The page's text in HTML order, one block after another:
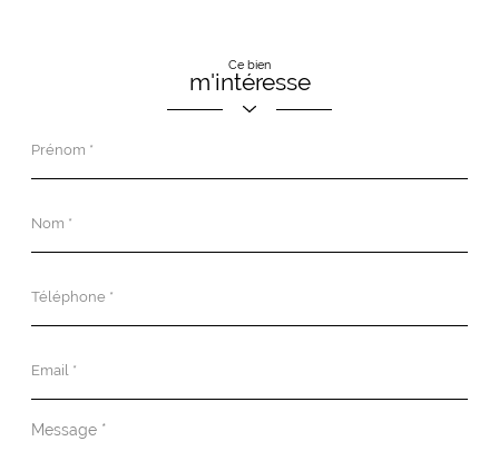
Ce bien
m'intéresse
*
*
*
*
Message